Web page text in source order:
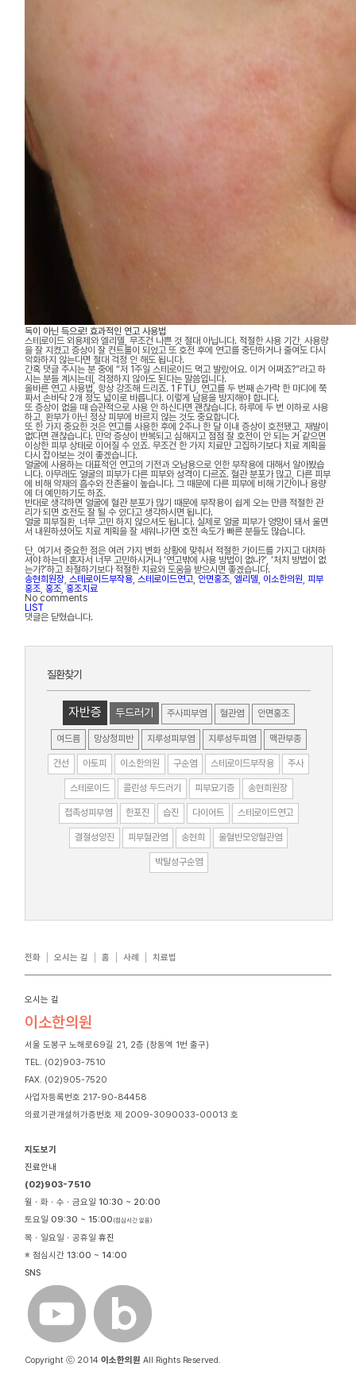
독이 아닌 득으로! 효과적인 연고 사용법
스테로이드 외용제와 엘리델, 무조건 나쁜 것 절대 아닙니다. 적절한 사용 기간, 사용량
을 잘 지켰고 증상이 잘 컨트롤이 되었고 또 호전 후에 연고를 중단하거나 줄여도 다시
악화하지 않는다면 절대 걱정 안 해도 됩니다.
간혹 댓글 주시는 분 중에 “저 1주일 스테로이드 먹고 발랐어요. 이거 어쩌죠?”라고 하
시는 분들 계시는데, 걱정하지 않아도 된다는 말씀입니다.
올바른 연고 사용법, 항상 강조해 드리죠. 1 FTU, 연고를 두 번째 손가락 한 마디에 쭉
짜서 손바닥 2개 정도 넓이로 바릅니다. 이렇게 남용을 방지해야 합니다.
또 증상이 없을 때 습관적으로 사용 안 하신다면 괜찮습니다. 하루에 두 번 이하로 사용
하고, 환부가 아닌 정상 피부에 바르지 않는 것도 중요합니다.
또 한 가지 중요한 것은 연고를 사용한 후에 2주나 한 달 이내 증상이 호전됐고, 재발이
없다면 괜찮습니다. 만약 증상이 반복되고 심해지고 점점 잘 호전이 안 되는 거 같으면
이상한 피부 상태로 이어질 수 있죠. 무조건 한 가지 치료만 고집하기보다 치료 계획을
다시 잡아보는 것이 좋겠습니다.
얼굴에 사용하는 대표적인 연고의 기전과 오남용으로 인한 부작용에 대해서 알아봤습
니다. 아무래도 얼굴의 피부가 다른 피부와 성격이 다르죠. 혈관 분포가 많고, 다른 피부
에 비해 약재의 흡수와 잔존율이 높습니다. 그 때문에 다른 피부에 비해 기간이나 용량
에 더 예민하기도 하죠.
반대로 생각하면 얼굴에 혈관 분포가 많기 때문에 부작용이 쉽게 오는 만큼 적절한 관
리가 되면 호전도 잘 될 수 있다고 생각하시면 됩니다.
얼굴 피부질환, 너무 고민 하지 않으셔도 됩니다. 실제로 얼굴 피부가 엉망이 돼서 울면
서 내원하셨어도 치료 계획을 잘 세워나가면 호전 속도가 빠른 분들도 많습니다.
단, 여기서 중요한 점은 여러 가지 변화 상황에 맞춰서 적절한 가이드를 가지고 대처하
셔야 하는데 혼자서 너무 고민하시거나 ‘연고밖에 사용 방법이 없나?’, ‘처치 방법이 없
는가?’하고 좌절하기보다 적절한 치료와 도움을 받으시면 좋겠습니다.
송현희원장 ,스테로이드부작용 ,스테로이드연고 안면홍조 ,엘리델 이소한의원 ,피부
홍조 ,홍조 ,홍조치료
No comments
LIST
댓글은 닫혔습니다.
질환찾기
자반증 두드러기 주사피부염 혈관염 안면홍조
여드름 망상청피반 지루성피부염 지루성두피염 맥관부종
건선 아토피 이소한의원 구순염 스테로이드부작용 주사
스테로이드 콜린성 두드러기 피부묘기증 송현희원장
접촉성피부염 한포진 습진 다이어트 스테로이드연고
결절성양진 피부혈관염 송현희 울혈반모양혈관염
박탈성구순염
전화 오시는 길 홈 사례 치료법
오시는 길
이소한의원
서울 도봉구 노해로69길 21, 2층 (창동역 1번 출구)
TEL. (02)903-7510
FAX. (02)905-7520
사업자등록번호 217-90-84458
의료기관개설허가증번호 제 2009-3090033-00013 호
지도보기
진료안내
(02)903-7510
월ㆍ화ㆍ수ㆍ금요일10:30 ~ 20:00
토요일09:30 ~ 15:00 (점심시간 없음)
목ㆍ일요일ㆍ공휴일휴진
※ 점심시간13:00 ~ 14:00
SNS
Copyright ⓒ 2014이소한의원 All Rights Reserved.